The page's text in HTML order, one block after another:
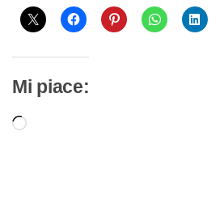
Mi piace:
Caricamento